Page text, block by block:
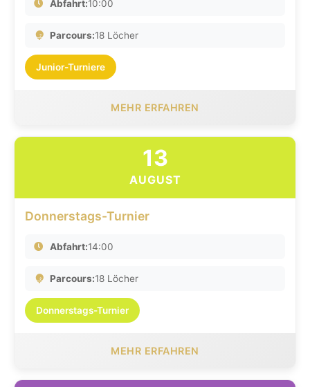
Abfahrt:10:00
Parcours:18 Löcher
Junior-Turniere
MEHR ERFAHREN
13
AUGUST
Donnerstags-Turnier
Abfahrt:14:00
Parcours:18 Löcher
Donnerstags-Turnier
MEHR ERFAHREN